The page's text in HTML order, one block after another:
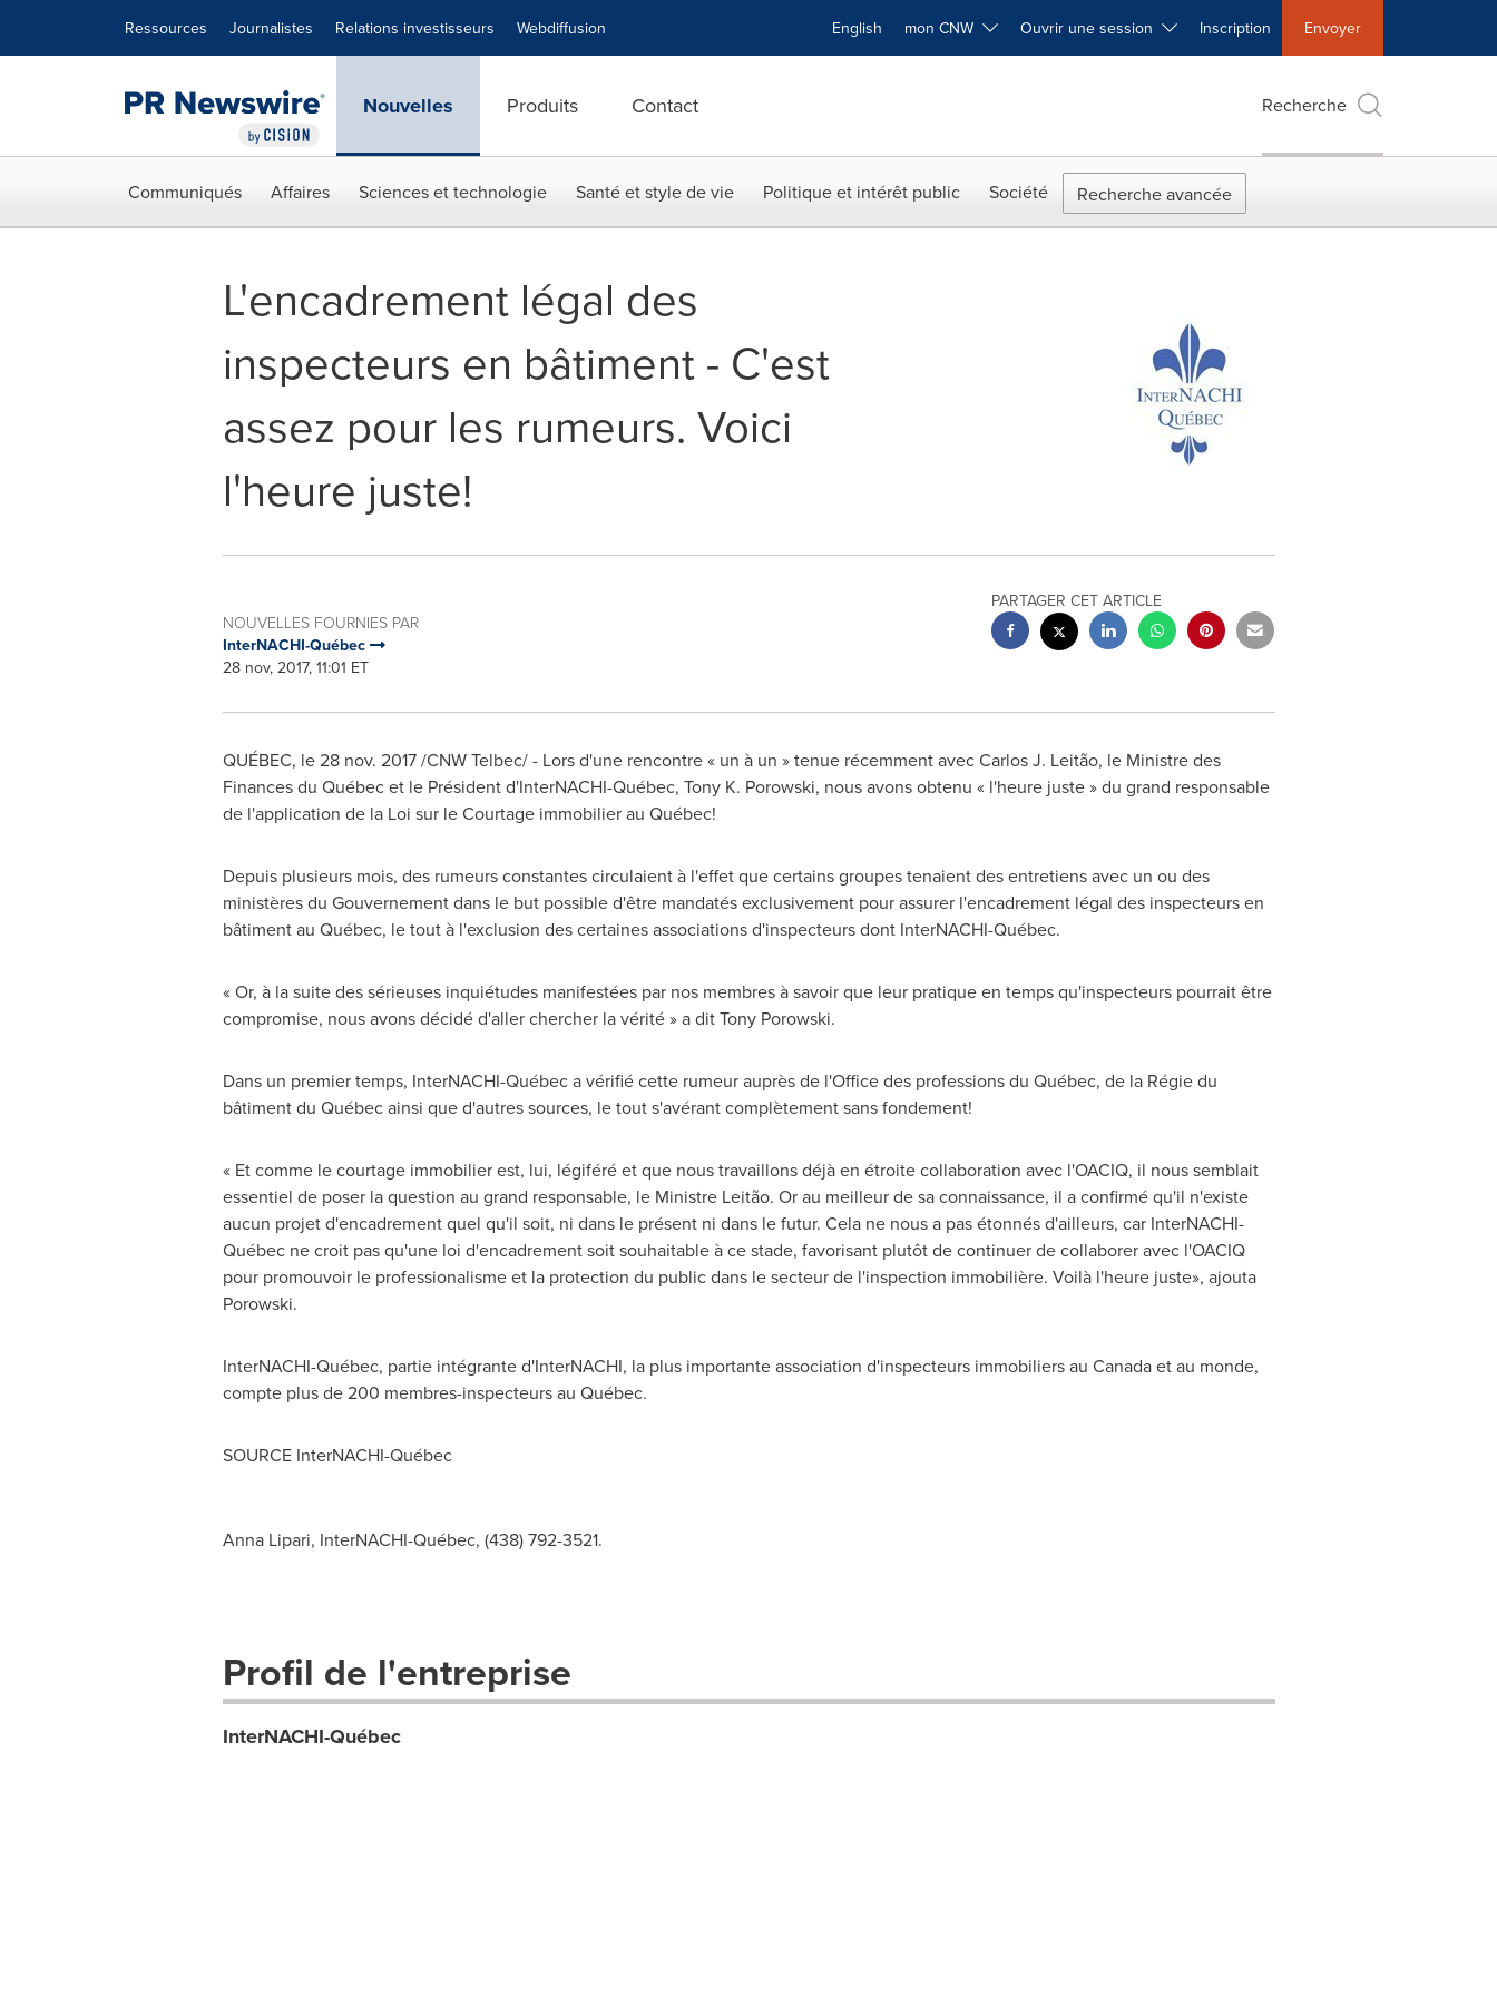
Ressources Journalistes Relations investisseurs Webdiffusion English mon CNW Ouvrir une session Inscription Envoyer
Nouvelles Produits Contact Recherche
Communiqués Affaires Sciences et technologie Santé et style de vie Politique et intérêt public Société Recherche avancée
L'encadrement légal des
inspecteurs en bâtiment - C'est
assez pour les rumeurs. Voici
l'heure juste!
NOUVELLES FOURNIES PAR
InterNACHI-Québec
28 nov, 2017, 11:01 ET
PARTAGER CET ARTICLE
QUÉBEC, le 28 nov. 2017 /CNW Telbec/ - Lors d'une rencontre « un à un » tenue récemment avec Carlos J. Leitão, le Ministre des
Finances du Québec et le Président d'InterNACHI-Québec, Tony K. Porowski, nous avons obtenu « l'heure juste » du grand responsable
de l'application de la Loi sur le Courtage immobilier au Québec!
Depuis plusieurs mois, des rumeurs constantes circulaient à l'effet que certains groupes tenaient des entretiens avec un ou des
ministères du Gouvernement dans le but possible d'être mandatés exclusivement pour assurer l'encadrement légal des inspecteurs en
bâtiment au Québec, le tout à l'exclusion des certaines associations d'inspecteurs dont InterNACHI-Québec.
« Or, à la suite des sérieuses inquiétudes manifestées par nos membres à savoir que leur pratique en temps qu'inspecteurs pourrait être
compromise, nous avons décidé d'aller chercher la vérité » a ditTony Porowski.
Dans un premier temps, InterNACHI-Québec a vérifié cette rumeur auprès de l'Office des professions du Québec, de la Régie du
bâtiment du Québec ainsi que d'autres sources, le tout s'avérant complètement sans fondement!
« Et comme le courtage immobilier est, lui, légiféré et que nous travaillons déjà en étroite collaboration avec l'OACIQ, il nous semblait
essentiel de poser la question au grand responsable, le Ministre Leitão. Or au meilleur de sa connaissance, il a confirmé qu'il n'existe
aucun projet d'encadrement quel qu'il soit, ni dans le présent ni dans le futur. Cela ne nous a pas étonnés d'ailleurs, car InterNACHI-
Québec ne croit pas qu'une loi d'encadrement soit souhaitable à ce stade, favorisant plutôt de continuer de collaborer avec l'OACIQ
pour promouvoir le professionalisme et la protection du public dans le secteur de l'inspection immobilière. Voilà l'heure juste», ajouta
Porowski.
InterNACHI-Québec, partie intégrante d'InterNACHI, la plus importante association d'inspecteurs immobiliers au Canadaet au monde,
compte plus de 200 membres-inspecteurs au Québec.
SOURCE InterNACHI-Québec
Anna Lipari, InterNACHI-Québec, (438) 792-3521.
Profil de l'entreprise
InterNACHI-Québec